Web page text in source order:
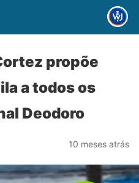
propõe
a todos os
Deodoro
10 meses atrás